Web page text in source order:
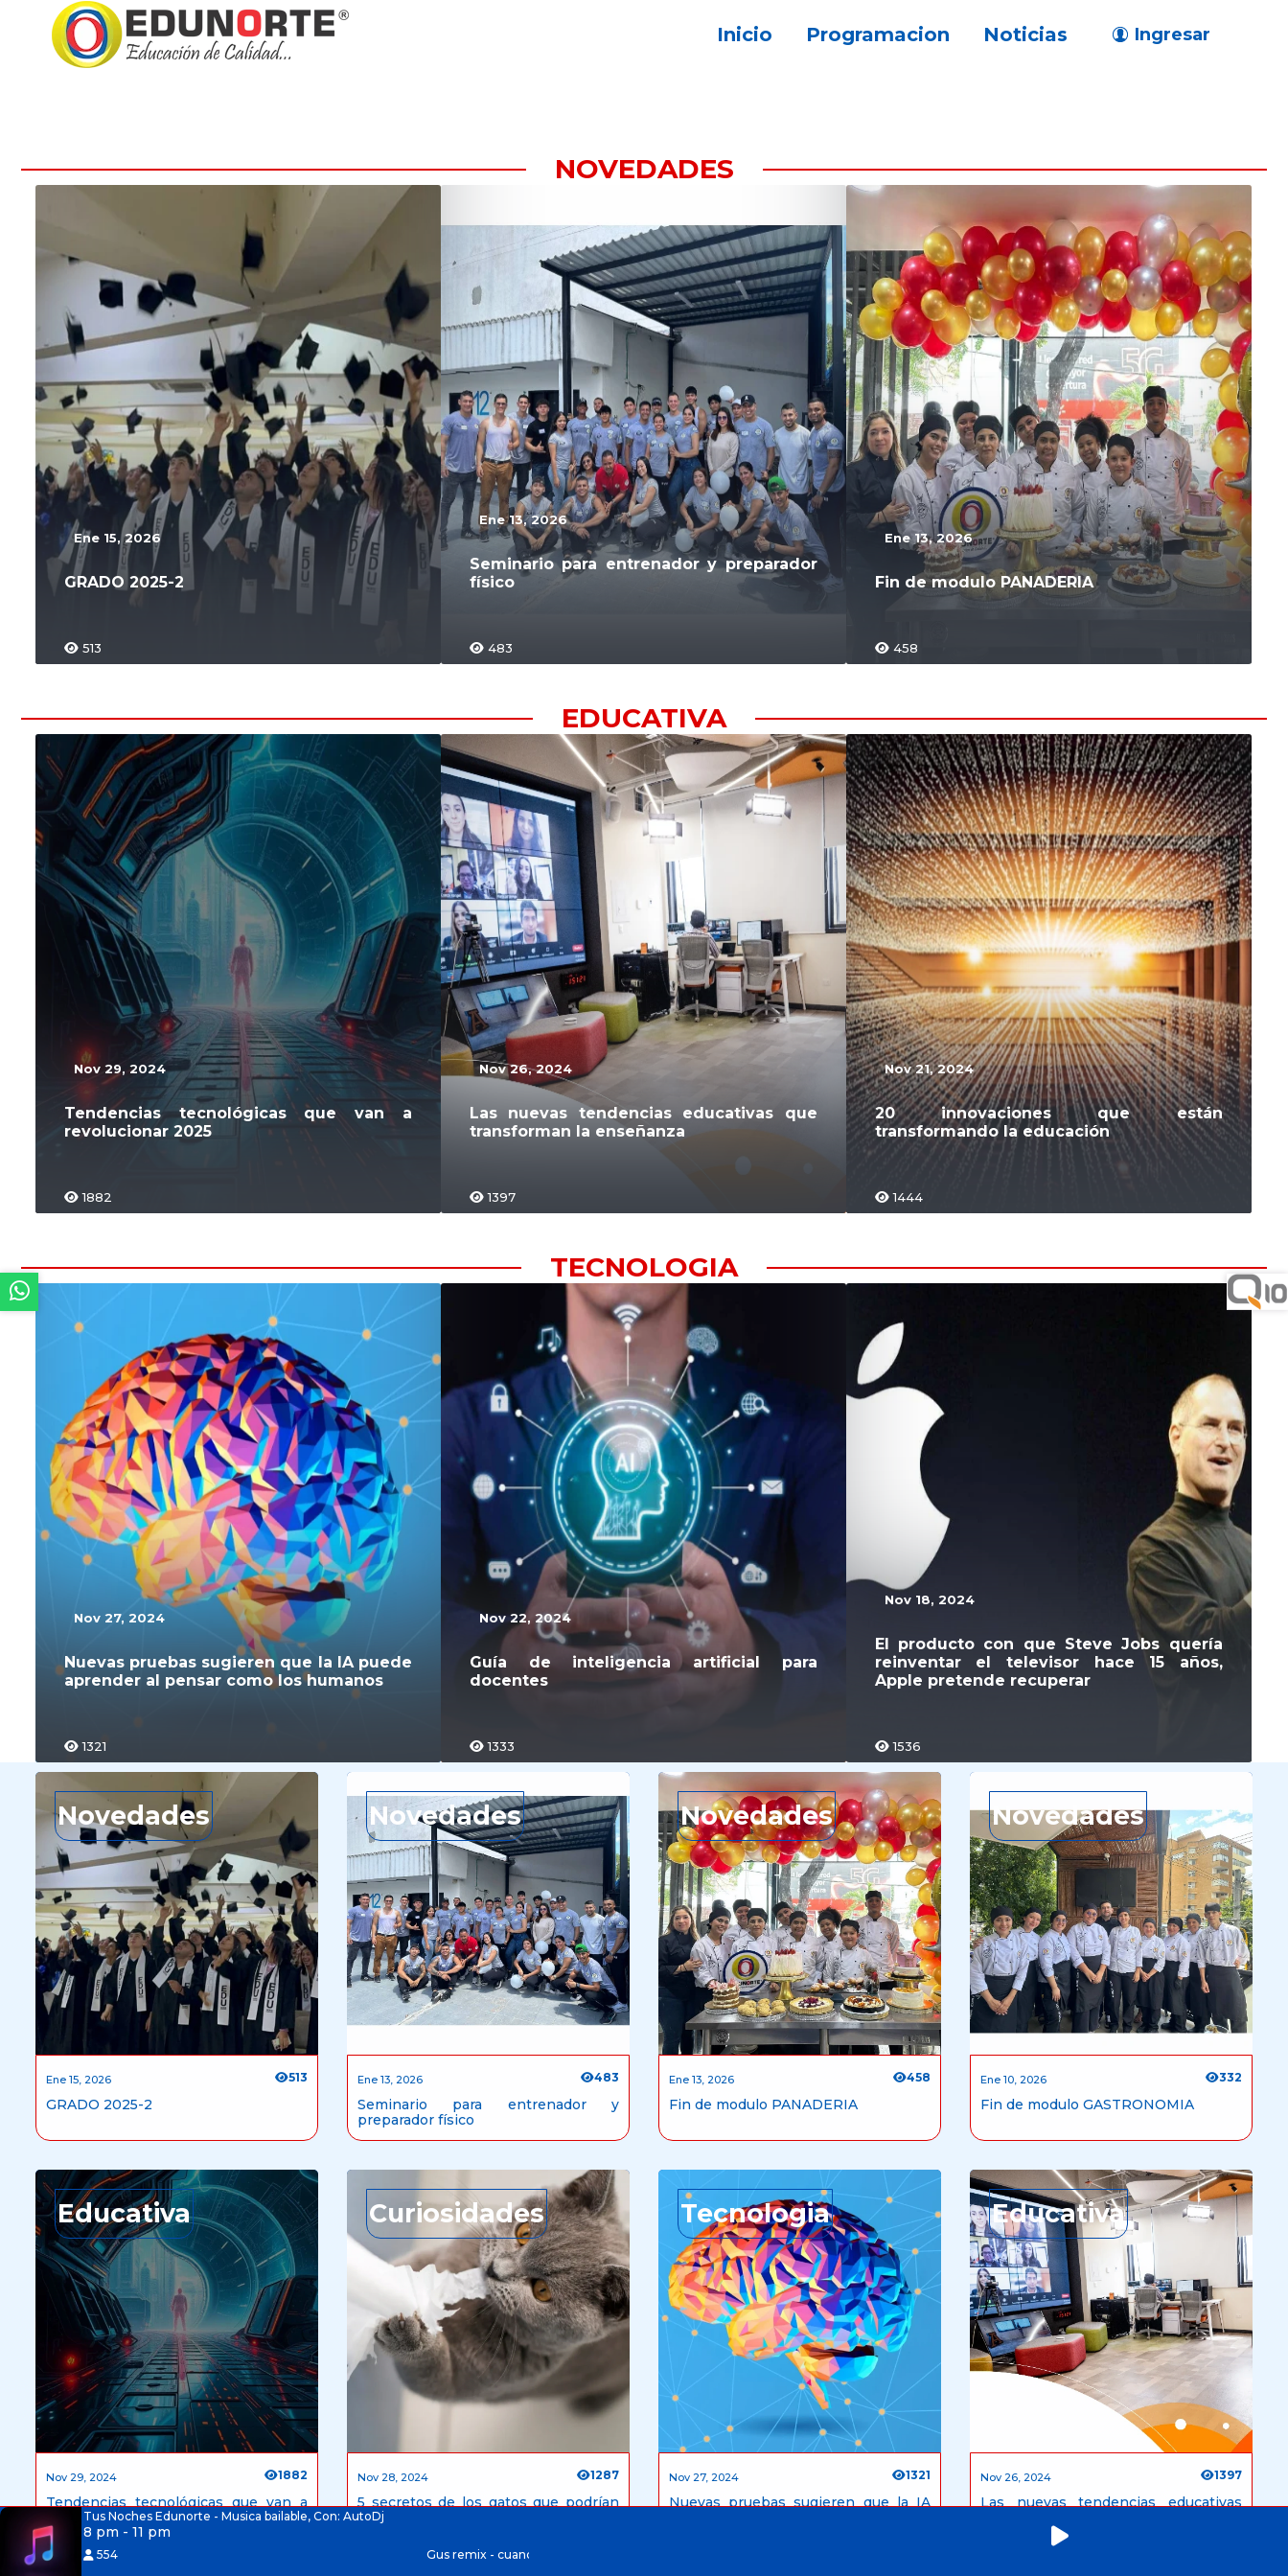
Inicio Programacion Noticias Ingresar
NOVEDADES
Ene 15, 2026
GRADO 2025-2
513
Ene 13, 2026
Seminario para entrenador y preparador
físico
483
Ene 13, 2026
Fin de modulo PANADERIA
458
EDUCATIVA
Nov 29, 2024
Tendencias tecnológicas que van a
revolucionar 2025
1882
Nov 26, 2024
Las nuevas tendencias educativas que
transforman la enseñanza
1397
Nov 21, 2024
20 innovaciones que están
transformando la educación
1444
TECNOLOGIA
Nov 27, 2024
Nuevas pruebas sugieren que la IA puede
aprender al pensar como los humanos
1321
Nov 22, 2024
Guía de inteligencia artificial para
docentes
1333
Nov 18, 2024
El producto con que Steve Jobs quería
reinventar el televisor hace 15 años,
Apple pretende recuperar
1536
Novedades
Ene 15, 2026 513
GRADO 2025-2
Novedades
Ene 13, 2026 483
Seminario para entrenador y
preparador físico
Novedades
Ene 13, 2026 458
Fin de modulo PANADERIA
Novedades
Ene 10, 2026 332
Fin de modulo GASTRONOMIA
Educativa
Nov 29, 2024 1882
Tendencias tecnológicas que van a
revolucionar 2025
Curiosidades
Nov 28, 2024 1287
5 secretos de los gatos que podrían
estar afectando tu convivencia (y
Tecnologia
Nov 27, 2024 1321
Nuevas pruebas sugieren que la IA
Educativa
Nov 26, 2024 1397
Las nuevas tendencias educativas
Tus Noches Edunorte - Musica bailable, Con: AutoDj
8 pm - 11 pm
554 Gus remix - cuando pase el temblor soda stereo, por Radio Edunorte